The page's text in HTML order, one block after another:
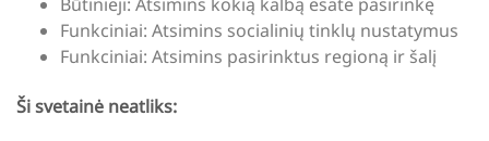
Būtinieji: Atsimins kokią kalbą esate pasirinkę
Funkciniai: Atsimins socialinių tinklų nustatymus
Funkciniai: Atsimins pasirinktus regioną ir šalį
Ši svetainė neatliks: